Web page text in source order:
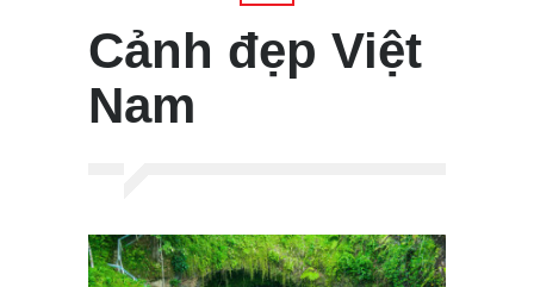
Cảnh đẹp Việt
Nam